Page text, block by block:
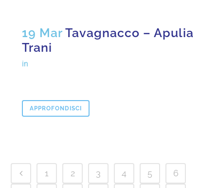
19 Mar Tavagnacco – Apulia
Trani
in
APPROFONDISCI
1 2 3 4 5
6